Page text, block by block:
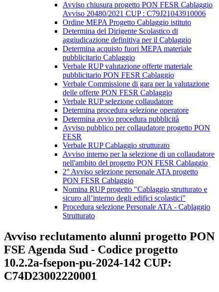
Avviso chiusura progetto PON FESR Cablaggio
Avviso 20480/2021 CUP : C79J21043910006
Ordine MEPA Progetto Cablaggio istituto
Determina del Dirigente Scolastico di
aggiudicazione definitiva per il Cablaggio
Determina acquisto fuori MEPA materiale
pubblicitario Cablaggio
Verbale RUP valutazione offerte materiale
pubblicitario PON FESR Cablaggio
Verbale Commissione di gara per la valutazione
delle offerte PON FESR Cablaggio
Verbale RUP selezione collaudatore
Determina procedura selezione operatore
Determina avvio procedura pubblicità
Avviso pubblico per collaudatore progetto PON
FESR
Verbale RUP Cablaggio strutturato
Avviso interno per la selezione di un collaudatore
nell'ambito del progetto PON FESR Cablaggio
2° Avviso selezione personale ATA progetto
PON FESR Cablaggio
Nomina RUP progetto "Cablaggio strutturato e
sicuro all’interno degli edifici scolastici"
Procedura selezione Personale ATA - Cablaggio
Strutturato
Avviso reclutamento alunni progetto PON
FSE Agenda Sud - Codice progetto
10.2.2a-fsepon-pu-2024-142 CUP:
C74D23002220001